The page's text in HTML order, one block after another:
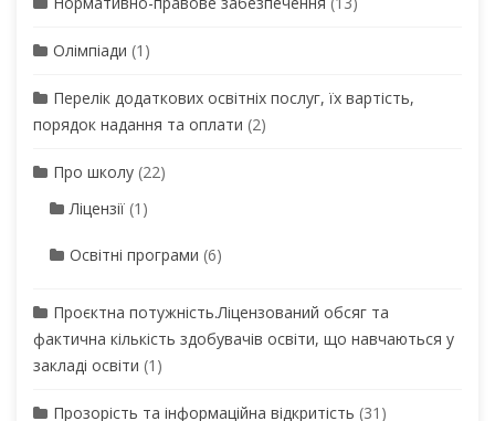
Олімпіади (1)
Перелік додаткових освітніх послуг, їх вартість,
порядок надання та оплати (2)
Про школу (22)
Ліцензії (1)
Освітні програми (6)
Проєктна потужність.Ліцензований обсяг та
фактична кількість здобувачів освіти, що навчаються у
закладі освіти (1)
Прозорість та інформаційна відкритість (31)